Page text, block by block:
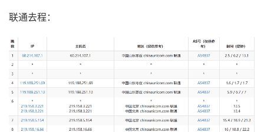
联通去程：